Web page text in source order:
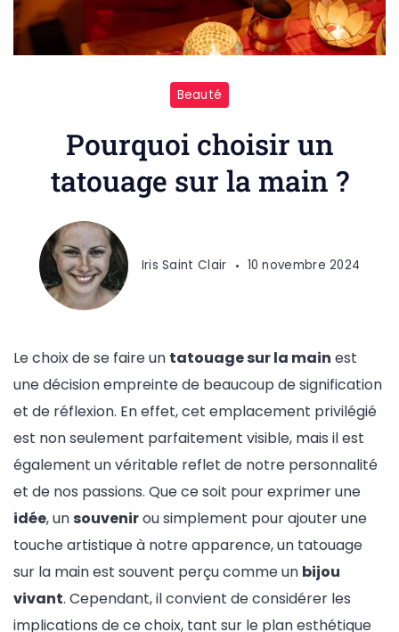
Beauté
Pourquoi choisir un
tatouage sur la main ?
Iris Saint Clair 10 novembre 2024
Le choix de se faire un tatouage sur la main est
une décision empreinte de beaucoup de signification
et de réflexion. En effet, cet emplacement privilégié
est non seulement parfaitement visible, mais il est
également un véritable reflet de notre personnalité
et de nos passions. Que ce soit pour exprimer une
idée, un souvenirou simplement pour ajouter une
touche artistique à notre apparence, un tatouage
sur la main est souvent perçu comme un bijou
vivant. Cependant, il convient de considérer les
implications de ce choix, tant sur le plan esthétique